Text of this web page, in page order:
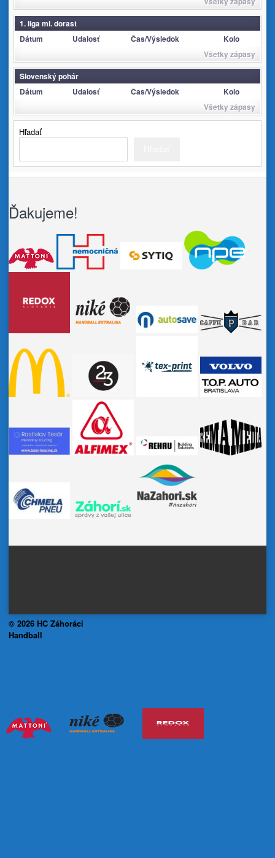
1. liga ml. dorast
Dátum
Udalosť Čas/Výsledok
Kolo
Všetky zápasy
Slovenský pohár
Dátum
Udalosť Čas/Výsledok
Kolo
Všetky zápasy
Hľadať
Ďakujeme!
© 2026 HC Záhoráci
Handball